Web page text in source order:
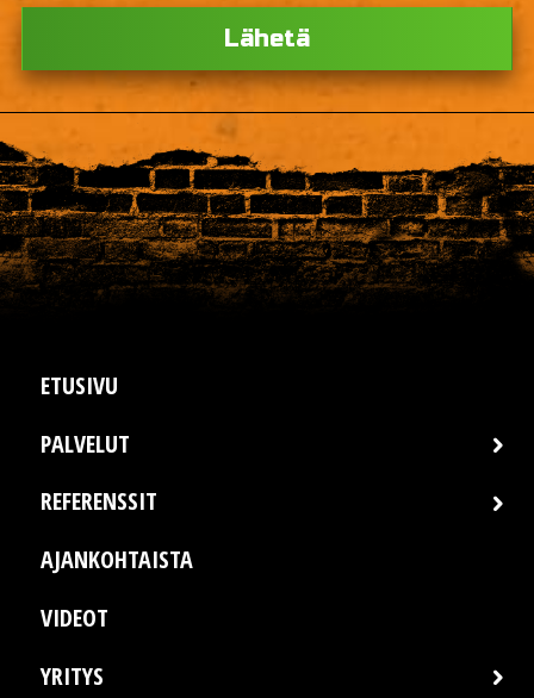
ETUSIVU
PALVELUT
REFERENSSIT
AJANKOHTAISTA
VIDEOT
YRITYS